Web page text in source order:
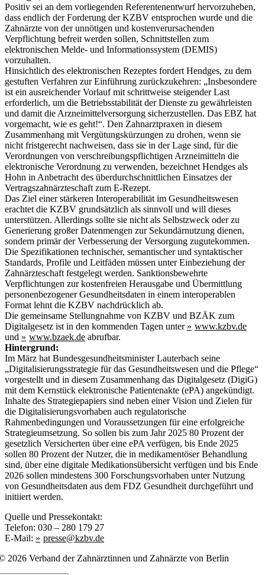
Positiv sei an dem vorliegenden Referentenentwurf hervorzuheben,
dass endlich der Forderung der KZBV entsprochen wurde und die
Zahnärzte von der unnötigen und kostenverursachenden
Verpflichtung befreit werden sollen, Schnittstellen zum
elektronischen Melde- und Informationssystem (DEMIS)
vorzuhalten.
Hinsichtlich des elektronischen Rezeptes fordert Hendges, zu dem
gestuften Verfahren zur Einführung zurückzukehren: „Insbesondere
ist ein ausreichender Vorlauf mit schrittweise steigender Last
erforderlich, um die Betriebsstabilität der Dienste zu gewährleisten
und damit die Arzneimittelversorgung sicherzustellen. Das EBZ hat
vorgemacht, wie es geht!“. Den Zahnarztpraxen in diesem
Zusammenhang mit Vergütungskürzungen zu drohen, wenn sie
nicht fristgerecht nachweisen, dass sie in der Lage sind, für die
Verordnungen von verschreibungspflichtigen Arzneimitteln die
elektronische Verordnung zu verwenden, bezeichnet Hendges als
Hohn in Anbetracht des überdurchschnittlichen Einsatzes der
Vertragszahnärzteschaft zum E-Rezept.
Das Ziel einer stärkeren Interoperabilität im Gesundheitswesen
erachtet die KZBV grundsätzlich als sinnvoll und will dieses
unterstützen. Allerdings sollte sie nicht als Selbstzweck oder zu
Generierung großer Datenmengen zur Sekundärnutzung dienen,
sondern primär der Verbesserung der Versorgung zugutekommen.
Die Spezifikationen technischer, semantischer und syntaktischer
Standards, Profile und Leitfäden müssen unter Einbeziehung der
Zahnärzteschaft festgelegt werden. Sanktionsbewehrte
Verpflichtungen zur kostenfreien Herausgabe und Übermittlung
personenbezogener Gesundheitsdaten in einem interoperablen
Format lehnt die KZBV nachdrücklich ab.
Die gemeinsame Stellungnahme von KZBV und BZÄK zum
Digitalgesetz ist in den kommenden Tagen unter
www.kzbv.de
und
www.bzaek.de abrufbar.
Hintergrund:
Im März hat Bundesgesundheitsminister Lauterbach seine
„Digitalisierungsstrategie für das Gesundheitswesen und die Pflege“
vorgestellt und in diesem Zusammenhang das Digitalgesetz (DigiG)
mit dem Kernstück elektronische Patientenakte (ePA) angekündigt.
Inhalte des Strategiepapiers sind neben einer Vision und Zielen für
die Digitalisierungsvorhaben auch regulatorische
Rahmenbedingungen und Voraussetzungen für eine erfolgreiche
Strategieumsetzung. So sollen bis zum Jahr 2025 80 Prozent der
gesetzlich Versicherten über eine ePA verfügen, bis Ende 2025
sollen 80 Prozent der Nutzer, die in medikamentöser Behandlung
sind, über eine digitale Medikationsübersicht verfügen und bis Ende
2026 sollen mindestens 300 Forschungsvorhaben unter Nutzung
von Gesundheitsdaten aus dem FDZ Gesundheit durchgeführt und
initiiert werden.
Quelle und Pressekontakt:
Telefon: 030 – 280 179 27
E-Mail:
presse@kzbv.de
2026 Verband der Zahnärztinnen und Zahnärzte von Berlin